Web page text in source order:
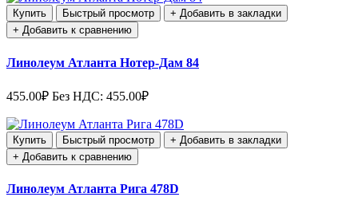
Купить Быстрый просмотр
+ Добавить в закладки
+ Добавить к сравнению
Линолеум Атланта Нотер-Дам 84
455.00₽ Без НДС: 455.00₽
Купить Быстрый просмотр
+ Добавить в закладки
+ Добавить к сравнению
Линолеум Атланта Рига 478D